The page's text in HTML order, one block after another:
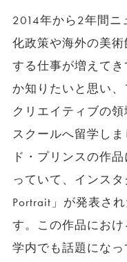
2014年から2年間ニ
化政策や海外の美
する仕事が増えて
か知りたいと思い
クリエイティブの
スクールへ留学し
ド・プリンスの作
っていて、インス
Portrait」が発表さ
す。この作品にお
学内でも話題にな